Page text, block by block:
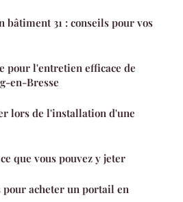
bâtiment 31 : conseils pour vos
pour l'entretien efficace de
en-Bresse
lors de l'installation d'une
que vous pouvez y jeter
pour acheter un portail en